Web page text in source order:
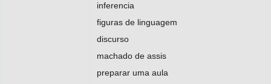
inferencia
figuras de linguagem
discurso
machado de assis
preparar uma aula